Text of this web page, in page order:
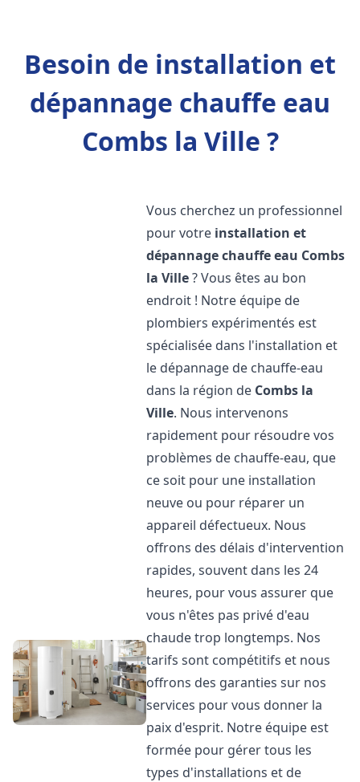
Besoin de installation et
dépannage chauffe eau
Combs la Ville ?
Vous cherchez un professionnel
pour votre installation et
dépannage chauffe eau Combs
la Ville? Vous êtes au bon
endroit ! Notre équipe de
plombiers expérimentés est
spécialisée dans l'installation et
le dépannage de chauffe-eau
dans la région de Combs la
Ville. Nous intervenons
rapidement pour résoudre vos
problèmes de chauffe-eau, que
ce soit pour une installation
neuve ou pour réparer un
appareil défectueux. Nous
offrons des délais d'intervention
rapides, souvent dans les 24
heures, pour vous assurer que
vous n'êtes pas privé d'eau
chaude trop longtemps. Nos
tarifs sont compétitifs et nous
offrons des garanties sur nos
services pour vous donner la
paix d'esprit. Notre équipe est
formée pour gérer tous les
types d'installations et de